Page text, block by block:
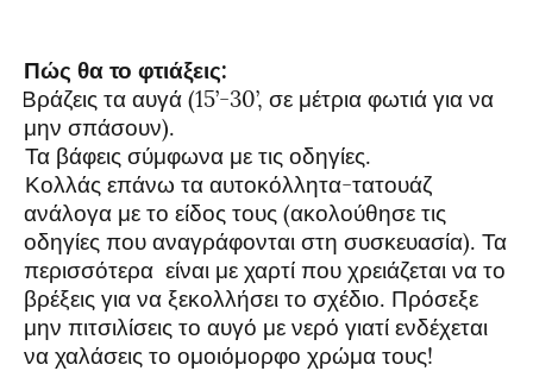
Πώς θα το φτιάξεις:
Βράζεις τα αυγά (15’-30’, σε μέτρια φωτιά για να
μην σπάσουν).
Τα βάφεις σύμφωνα με τις οδηγίες.
Κολλάς επάνω τα αυτοκόλλητα-τατουάζ
ανάλογα με το είδος τους (ακολούθησε τις
οδηγίες που αναγράφονται στη συσκευασία). Τα
περισσότερα είναι με χαρτί που χρειάζεται να το
βρέξεις για να ξεκολλήσει το σχέδιο. Πρόσεξε
μην πιτσιλίσεις το αυγό με νερό γιατί ενδέχεται
να χαλάσεις το ομοιόμορφο χρώμα τους!